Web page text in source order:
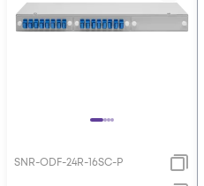
SNR-ODF-24R-16SC-P